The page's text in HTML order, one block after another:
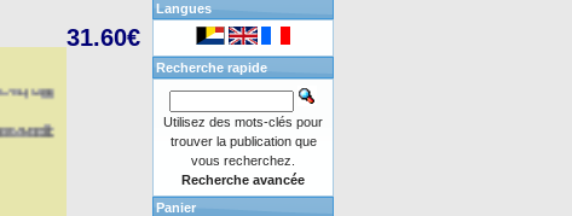
31.60€
Langues
Recherche rapide
Utilisez des mots-clés pour
trouver la publication que
vous recherchez.
Recherche avancée
Panier